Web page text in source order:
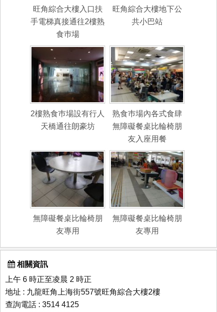
旺角綜合大樓入口扶
手電梯真接通往2樓熟
食巿場
旺角綜合大樓地下公
共小巴站
2樓熟食巿場設有行人
天橋通往朗豪坊
熟食巿場內各式食肆
無障礙餐桌比輪椅朋
友入座用餐
無障礙餐桌比輪椅朋
友專用
無障礙餐桌比輪椅朋
友專用
相關資訊
上午 6 時正至凌晨 2 時正
地址 : 九龍旺角上海街557號旺角綜合大樓2樓
查詢電話 : 3514 4125